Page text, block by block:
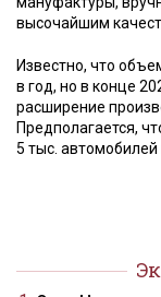
высочайшим
Известно, что
в год, но в конце
расширение
Предполагается,
5 тыс.